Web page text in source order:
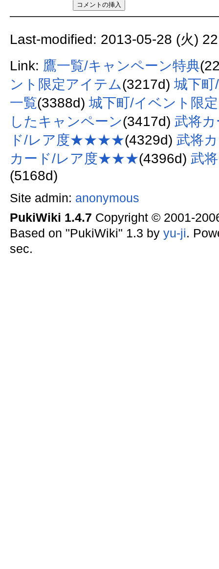
Last-modified: 2013-05-28 (火)
Link: 鷹一覧/キャンペーン特典
ント限定アイテム(3217d) 城下
一覧(3388d) 城下町/イベント限
したキャンペーン(3417d) 武将
ド/レア度★★★★(4329d) 武将
カード/レア度★★★(4396d) 武
(5168d)
Site admin: anonymous
PukiWiki 1.4.7 Copyright © 2001-
Based on "PukiWiki" 1.3 by yu-ji.
sec.